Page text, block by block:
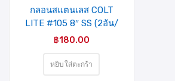
กลอนสแตนเลส COLT
LITE #105 8″ SS (2อัน/
แผง)
฿180.00
หยิบใส่ตะกร้า